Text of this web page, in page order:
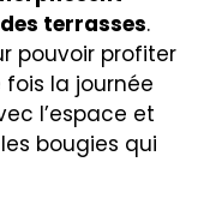
terrasses.
pouvoir profiter
la journée
l’espace et
bougies qui